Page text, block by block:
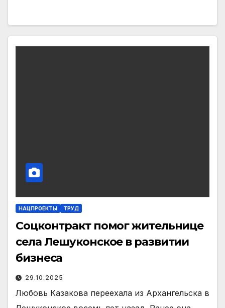
НАЦПРОЕКТЫ ТРУД
Соцконтракт помог жительнице
села Лешуконское в развитии
бизнеса
29.10.2025
Любовь Казакова переехала из Архангельска в